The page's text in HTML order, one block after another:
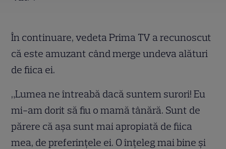
În continuare, vedeta Prima TV a recunoscut
că este amuzant când merge undeva alături
de fiica ei.
„Lumea ne întreabă dacă suntem surori! Eu
mi-am dorit să fiu o mamă tânără. Sunt de
părere că așa sunt mai apropiată de fiica
mea, de preferințele ei. O înțeleg mai bine și